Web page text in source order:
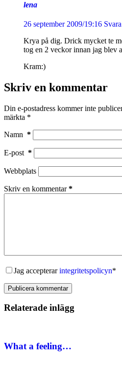
lena
26 september 2009/19:16 Svara
Krya på dig. Drick mycket te
tog en 2 veckor innan jag blev
Kram:)
Skriv en kommentar
Din e-postadress kommer inte
märkta *
Namn *
E-post *
Webbplats
Skriv en kommentar*
Jag accepterarintegritetspolicyn*
Publicera kommentar
Relaterade inlägg
What a feeling…